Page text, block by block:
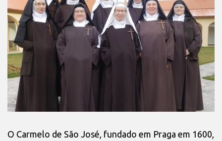
O Carmelo de São José, fundado em Praga em 1600,